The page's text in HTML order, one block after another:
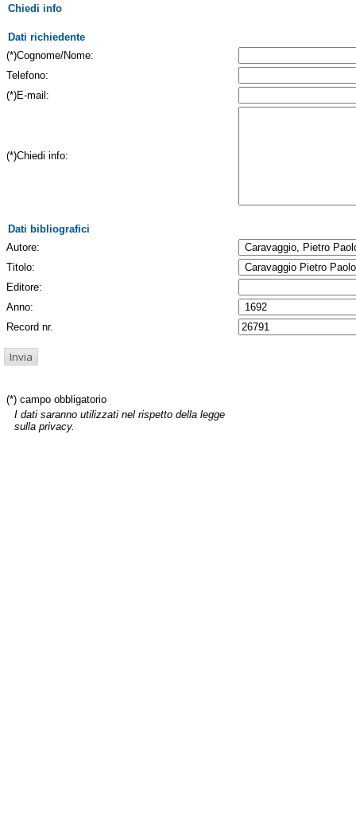
Chiedi info
Dati richiedente
(*)Cognome/Nome:
Telefono:
(*)E-mail:
(*)Chiedi info:
Dati bibliografici
Autore:
Titolo:
Editore:
Anno:
Record nr.
(*) campo obbligatorio
I dati saranno utilizzati nel rispetto della legge
sulla privacy.